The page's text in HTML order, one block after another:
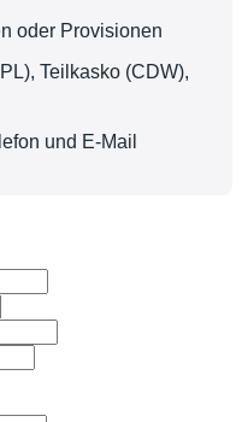
oder Provisionen
Teilkasko (CDW),
und E-Mail